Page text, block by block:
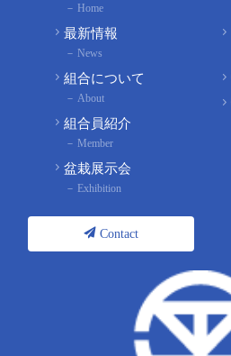
Home
最新情報
News
組合について
About
組合員紹介
Member
盆栽展示会
Exhibition
Contact